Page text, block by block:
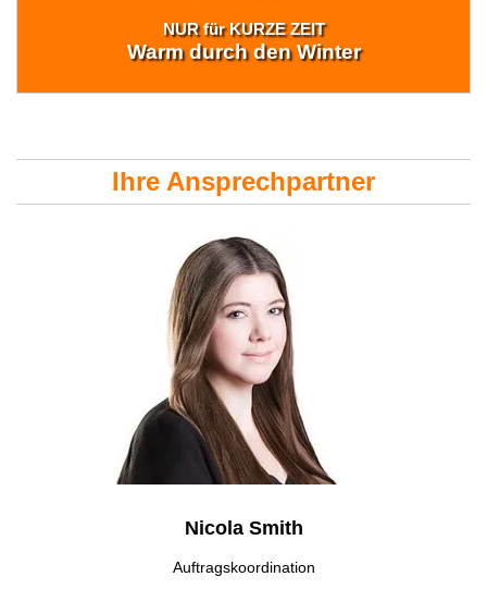
NUR für KURZE ZEIT
Warm durch den Winter
Ihre Ansprechpartner
Nicola Smith
Auftragskoordination